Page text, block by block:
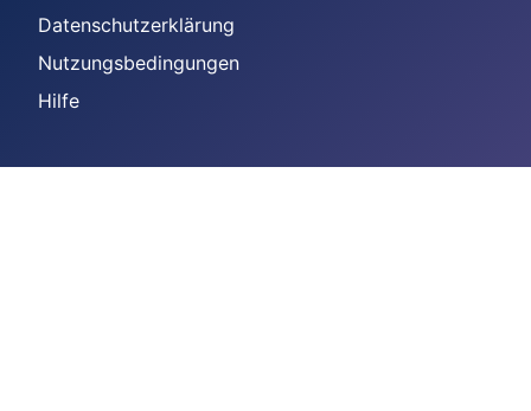
Datenschutzerklärung
Nutzungsbedingungen
Hilfe